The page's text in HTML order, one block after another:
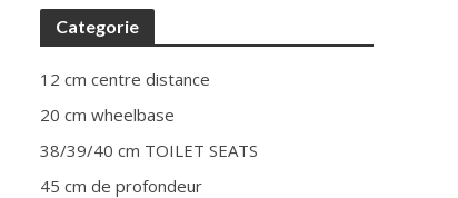
Categorie
12 cm centre distance
20 cm wheelbase
38/39/40 cm TOILET SEATS
45 cm de profondeur